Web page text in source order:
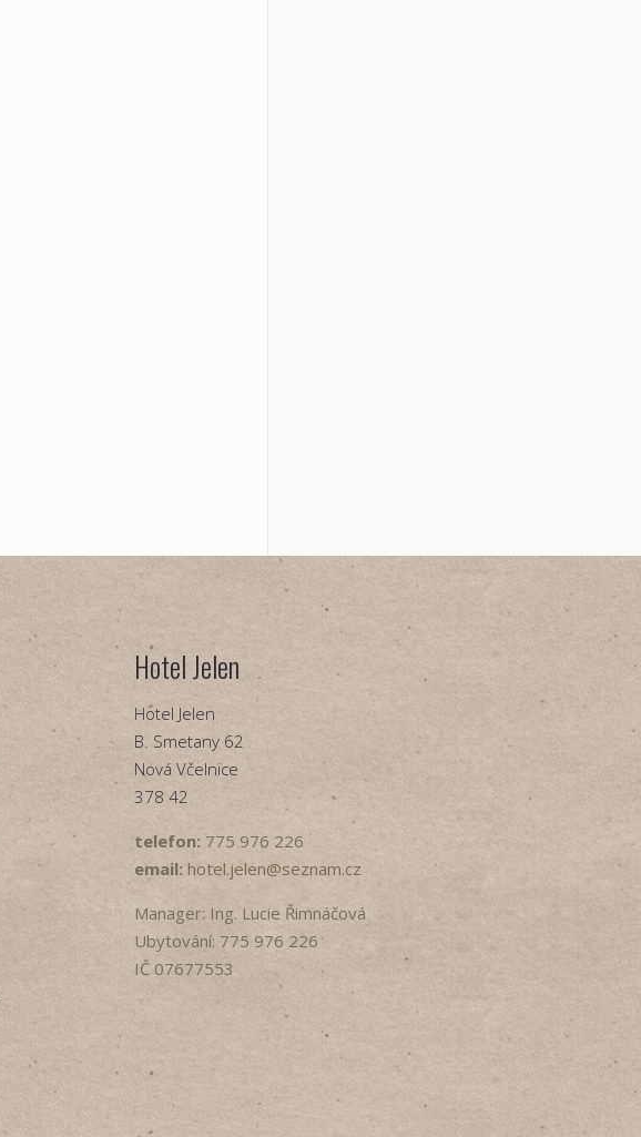
Hotel Jelen
Hotel Jelen
B. Smetany 62
Nová Včelnice
378 42
telefon: 775 976 226
email: hotel.jelen@seznam.cz
Manager: Ing. Lucie Řimnáčová
Ubytování: 775 976 226
IČ 07677553